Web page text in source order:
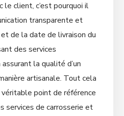
le client, c’est pourquoi il
transparente et
de la date de livraison du
des services
la qualité d’un
artisanale. Tout cela
véritable point de référence
services de carrosserie et